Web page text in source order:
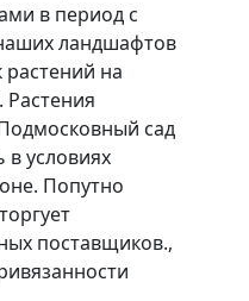
в период с
ландшафтов
на
Растения
сад
в условиях
Попутно
поставщиков.,